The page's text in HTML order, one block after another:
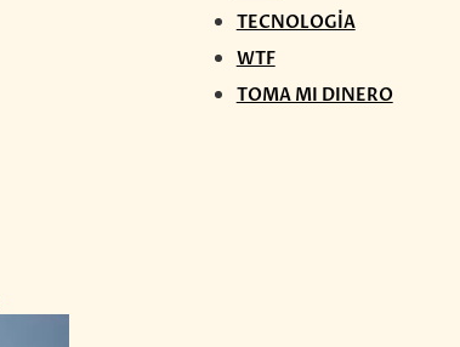
TECNOLOGÍA
WTF
TOMA MI DINERO